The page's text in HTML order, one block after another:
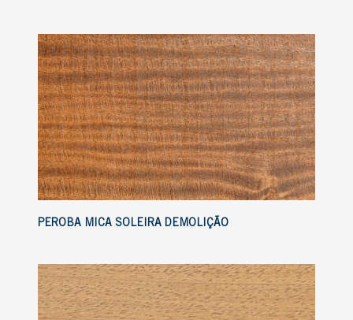
PEROBA MICA SOLEIRA DEMOLIÇÃO